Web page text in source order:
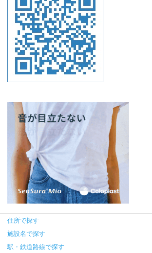
住所で探す
施設名で探す
駅・鉄道路線で探す